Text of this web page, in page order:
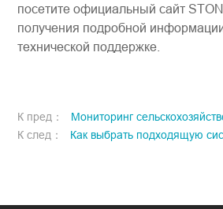
посетите официальный сайт
получения подробной
технической поддержке.
К пред：
Мониторинг сельскохозяйственной техники: повышение эффективности и
К след：
Как выбрать подходящую систему дистанционного мониторинга экскаваторов для